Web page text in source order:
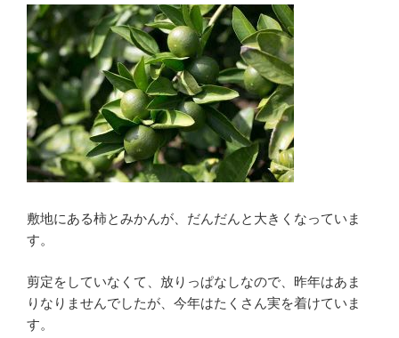
敷地にある柿とみかんが、だんだんと大きくなっていま
す。
剪定をしていなくて、放りっぱなしなので、昨年はあま
りなりませんでしたが、今年はたくさん実を着けていま
す。